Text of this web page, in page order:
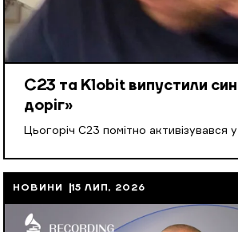
С23 та Klobit випустили
доріг»
Цьогоріч С23 помітно активізувався
НОВИНИ 15 ЛИП, 2026